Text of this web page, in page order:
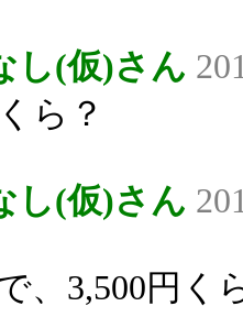
し(仮)さん
ら？
し(仮)さん
、3,500円く